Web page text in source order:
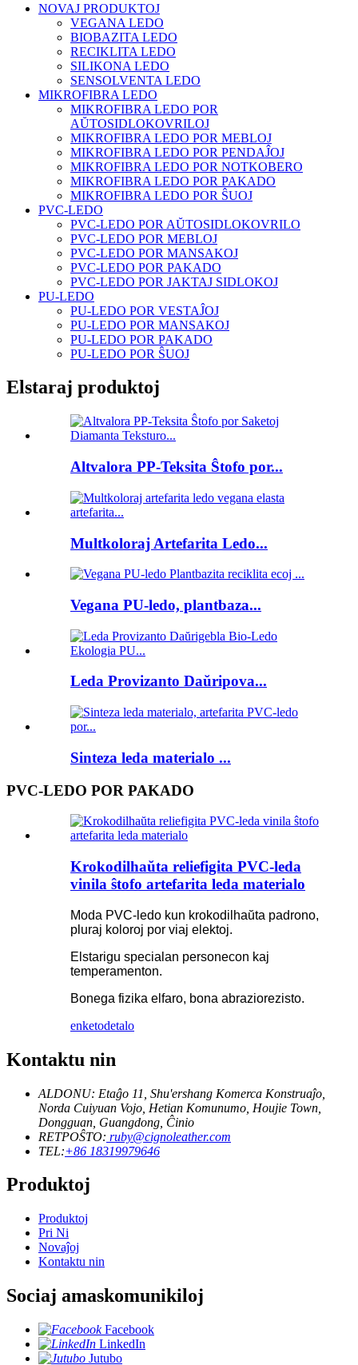
NOVAJ PRODUKTOJ
VEGANA LEDO
BIOBAZITA LEDO
RECIKLITA LEDO
SILIKONA LEDO
SENSOLVENTA LEDO
MIKROFIBRA LEDO
MIKROFIBRA LEDO POR
AŬTOSIDLOKOVRILOJ
MIKROFIBRA LEDO POR MEBLOJ
MIKROFIBRA LEDO POR PENDAĴOJ
MIKROFIBRA LEDO POR NOTKOBERO
MIKROFIBRA LEDO POR PAKADO
MIKROFIBRA LEDO POR ŜUOJ
PVC-LEDO
PVC-LEDO POR AŬTOSIDLOKOVRILO
PVC-LEDO POR MEBLOJ
PVC-LEDO POR MANSAKOJ
PVC-LEDO POR PAKADO
PVC-LEDO POR JAKTAJ SIDLOKOJ
PU-LEDO
PU-LEDO POR VESTAĴOJ
PU-LEDO POR MANSAKOJ
PU-LEDO POR PAKADO
PU-LEDO POR ŜUOJ
Elstaraj produktoj
Altvalora PP-Teksita Ŝtofo por...
Multkoloraj Artefarita Ledo...
Vegana PU-ledo, plantbaza...
Leda Provizanto Daŭripova...
Sinteza leda materialo ...
PVC-LEDO POR PAKADO
Krokodilhaŭta reliefigita PVC-leda
vinila ŝtofo artefarita leda materialo
Moda PVC-ledo kun krokodilhaŭta padrono,
pluraj koloroj por viaj elektoj.
Elstarigu specialan personecon kaj
temperamenton.
Bonega fizika elfaro, bona abraziorezisto.
enketodetalo
Kontaktu nin
ALDONU: Etaĝo 11, Shu'ershang Komerca Konstruaĵo,
Norda Cuiyuan Vojo, Hetian Komunumo, Houjie Town,
Dongguan, Guangdong, Ĉinio
RETPOŜTO: ruby@cignoleather.com
TEL:+86 18319979646
Produktoj
Produktoj
Pri Ni
Novaĵoj
Kontaktu nin
Sociaj amaskomunikiloj
Facebook
LinkedIn
Jutubo